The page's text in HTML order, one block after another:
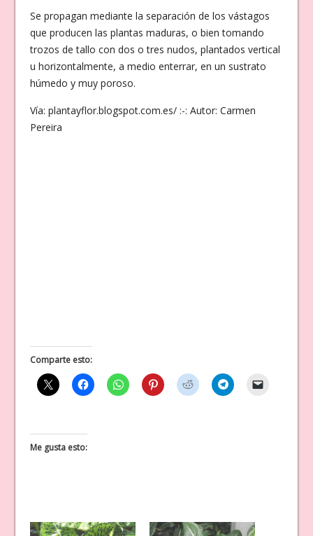
Se propagan mediante la separación de los vástagos
que producen las plantas maduras, o bien tomando
trozos de tallo con dos o tres nudos, plantados vertical
u horizontalmente, a medio enterrar, en un sustrato
húmedo y muy poroso.
Vía: plantayflor.blogspot.com.es/ :-: Autor: Carmen
Pereira
Comparte esto:
Me gusta esto: